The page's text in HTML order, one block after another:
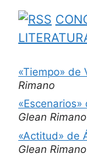
«Tiempo» de
Rimano
Glean Rimano
«Actitud» de
Glean Rimano